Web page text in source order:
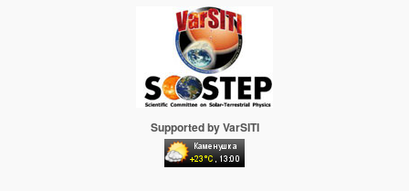
Supported by VarSITI